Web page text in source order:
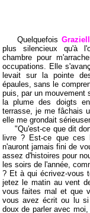
Quelquefois
plus silencieux qu'à
chambre pour
occupations. Elle
levait sur la pointe
épaules, sans le
puis, par un mouvement
la plume des doigts
terrasse, je me fâchais
elle me grondait
"Qu'est-ce que dit
livre ? Est-ce que ces
n'auront jamais fini de
assez d'histoires pour
les soirs de l'année,
? Et à qui écrivez-vous
jetez le matin au vent
vous faites mal et que
vous avez écrit ou lu
doux de parler avec